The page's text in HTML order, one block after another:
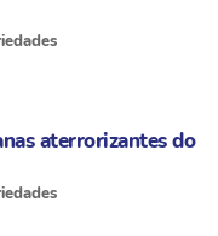
aterrorizantes do